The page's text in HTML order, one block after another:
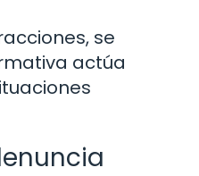
se
actúa